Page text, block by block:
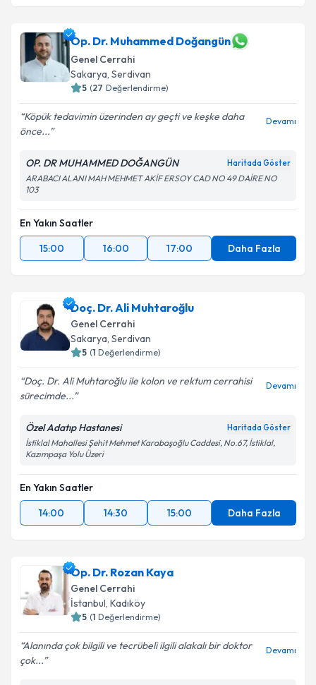
Op. Dr. Muhammed Doğangün
Genel Cerrahi
Sakarya, Serdivan
5 (27 Değerlendirme)
Köpük tedavimin üzerinden ay geçti ve keşke daha
önce...
Devamı
OP. DR MUHAMMED DOĞANGÜN Haritada Göster
ARABACI ALANI MAH MEHMET AKİF ERSOY CAD NO 49 DAİRE NO
103
En Yakın Saatler
15:00
16:00 17:00 Daha Fazla
Doç. Dr. Ali Muhtaroğlu
Genel Cerrahi
Sakarya, Serdivan
5 (1 Değerlendirme)
Doç. Dr. Ali Muhtaroğlu ile kolon ve rektum cerrahisi
sürecimde...
Devamı
Özel Adatıp Hastanesi Haritada Göster
İstiklal Mahallesi Şehit Mehmet Karabaşoğlu Caddesi, No.67, İstiklal,
Kazımpaşa Yolu Üzeri
En Yakın Saatler
14:00
14:30 15:00 Daha Fazla
Op. Dr. Rozan Kaya
Genel Cerrahi
İstanbul, Kadıköy
5 (1 Değerlendirme)
Alanında çok bilgili ve tecrübeli ilgili alakalı bir doktor
çok...
Devamı